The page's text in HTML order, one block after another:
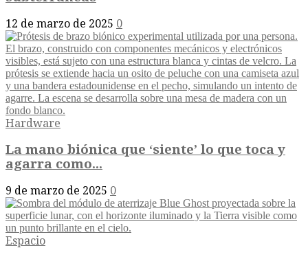
12 de marzo de 2025 0
Hardware
La mano biónica que ‘siente’ lo que toca y
agarra como...
9 de marzo de 2025 0
Espacio